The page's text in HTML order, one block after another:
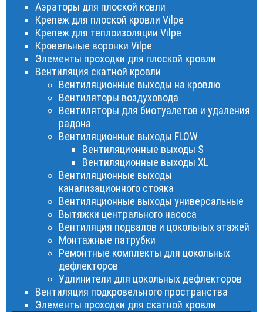
Аэраторы для плоской ковли
Крепеж для плоской кровли Vilpe
Крепеж для теплоизоляции Vilpe
Кровельные воронки Vilpe
Элементы проходки для плоской кровли
Вентиляция скатной кровли
Вентиляционные выходы на кровлю
Вентиляторы воздуховода
Вентиляторы для биотуалетов и удаления
радона
Вентиляционные выходы FLOW
Вентиляционные выходы S
Вентиляционные выходы XL
Вентиляционные выходы
канализационного стояка
Вентиляционные выходы универсальные
Вытяжки центрального насоса
Вентиляция подвалов и цокольных этажей
Монтажные патрубки
Ремонтные комплекты для цокольных
дефлекторов
Удлинители для цокольных дефлекторов
Вентиляция подкровельного пространства
Элементы проходки для скатной кровли